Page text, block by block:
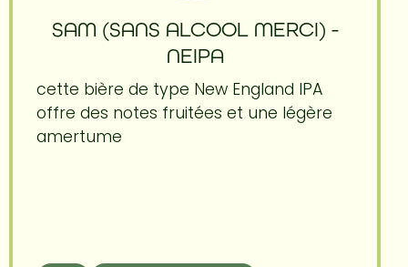
SAM (SANS ALCOOL MERCI) -
NEIPA
cette bière de type New England IPA
offre des notes fruitées et une légère
amertume